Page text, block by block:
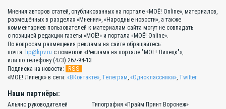
Мнения авторов статей, опубликованных на портале «МОЁ! Online», материалов,
размещённых в разделах «Мнения», «Народные новости», а также
комментариев пользователей к материалам сайта могут не совпадать
с позицией редакции газеты «МОЁ!» и портала «МОЁ! Online».
По вопросам размещения рекламы на сайте обращайтесь:
почта: lip@kpv.ru с пометкой «Реклама на портале "МОЁ! Липецк"»,
или по телефону (473) 267-94-13
Подписка на новости:
RSS
«МОЁ! Липецк» в сети: «ВКонтакте», Телеграм, «Одноклассники», Twitter
Наши партнёры:
Альянс руководителей
Типография «Прайм Принт Воронеж»